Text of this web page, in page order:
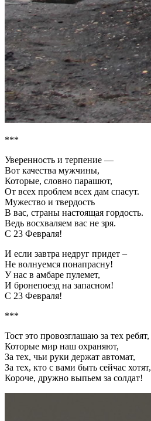
***
Уверенность и терпение —
Вот качества мужчины,
Которые, словно парашют,
От всех проблем всех дам спасут.
Мужество и твердость
В вас, страны настоящая гордость.
Ведь восхваляем вас не зря.
С 23 Февраля!
И если завтра недруг придет –
Не волнуемся понапрасну!
У нас в амбаре пулемет,
И бронепоезд на запасном!
С 23 Февраля!
***
Тост это провозглашаю за тех ребят,
Которые мир наш охраняют,
За тех, чьи руки держат автомат,
За тех, кто с вами быть сейчас хотят,
Короче, дружно выпьем за солдат!